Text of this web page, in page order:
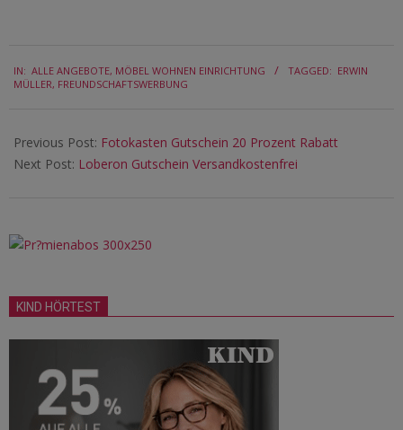
08-
IN: ALLE ANGEBOTE, MÖBEL WOHNEN EINRICHTUNG TAGGED: ERWIN
MÜLLER, FREUNDSCHAFTSWERBUNG
Previous Post: Fotokasten Gutschein 20 Prozent Rabatt
Next Post: Loberon Gutschein Versandkostenfrei
KIND HÖRTEST